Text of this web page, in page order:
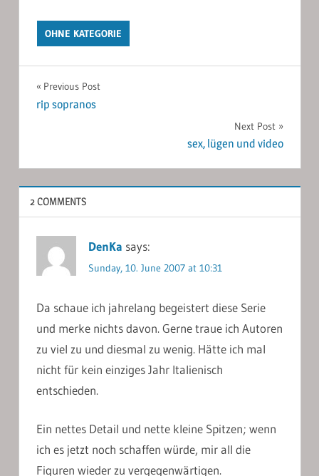
OHNE KATEGORIE
Post
navigation
Previous Post
rip sopranos
Next Post
sex, lügen und video
2 COMMENTS
DenKa says:
Sunday, 10. June 2007 at 10:31
Da schaue ich jahrelang begeistert diese Serie
und merke nichts davon. Gerne traue ich Autoren
zu viel zu und diesmal zu wenig. Hätte ich mal
nicht für kein einziges Jahr Italienisch
entschieden.
Ein nettes Detail und nette kleine Spitzen; wenn
ich es jetzt noch schaffen würde, mir all die
Figuren wieder zu vergegenwärtigen.